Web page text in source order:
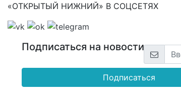
«ОТКРЫТЫЙ НИЖНИЙ» В СОЦСЕТЯХ
Подписаться на новости
Подписаться